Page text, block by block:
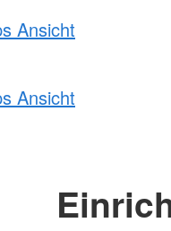
Ansicht
Ansicht